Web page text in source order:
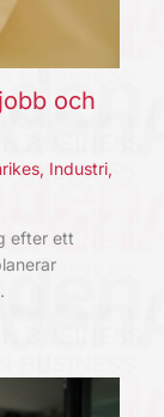
och
, Industri,
efter ett